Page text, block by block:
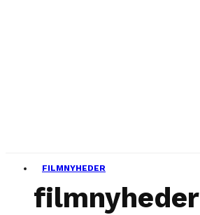
FILMNYHEDER
filmnyheder